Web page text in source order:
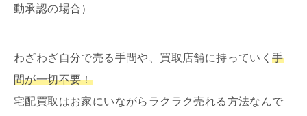
動承認の場合）
わざわざ自分で売る手間や、買取店舗に持っていく手
間が一切不要！
宅配買取はお家にいながらラクラク売れる方法なんで